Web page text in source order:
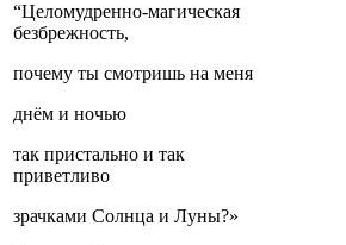
“Целомудренно-магическая
безбрежность,
почему ты смотришь на меня
днём и ночью
так пристально и так
приветливо
зрачками Солнца и Луны?»